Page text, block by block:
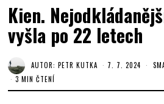
Kien.
vyšla po 22 letech
AUTOR:PETR KUTKA 7. 7. 2024
3 MIN ČTENÍ